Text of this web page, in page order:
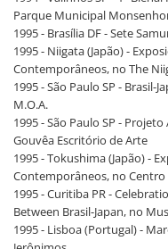
Parque Municipal
1995 - Brasília DF - Sete
1995 - Niigata (Japão) -
Contemporâneos, no The
1995 - São Paulo SP -
M.O.A.
1995 - São Paulo SP -
Gouvêa Escritório de Arte
1995 - Tokushima (Japão) -
Contemporâneos, no
1995 - Curitiba PR -
Between Brasil-Japan, no
1995 - Lisboa (Portugal) -